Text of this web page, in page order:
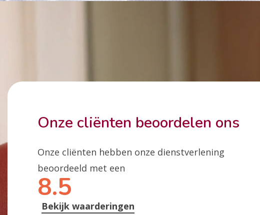
Onze cliënten beoordelen ons
Onze cliënten hebben onze dienstverlening
beoordeeld met een
8.5
Bekijk waarderingen